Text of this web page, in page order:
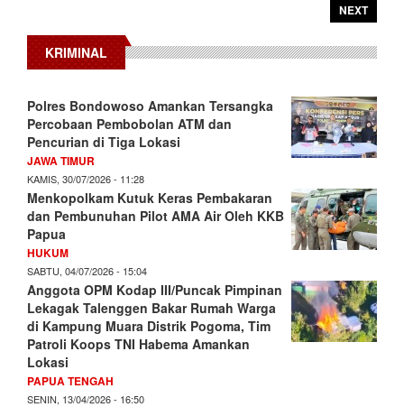
NEXT
KRIMINAL
Polres Bondowoso Amankan Tersangka
Percobaan Pembobolan ATM dan
Pencurian di Tiga Lokasi
JAWA TIMUR
KAMIS, 30/07/2026 - 11:28
Menkopolkam Kutuk Keras Pembakaran
dan Pembunuhan Pilot AMA Air Oleh KKB
Papua
HUKUM
SABTU, 04/07/2026 - 15:04
Anggota OPM Kodap III/Puncak Pimpinan
Lekagak Talenggen Bakar Rumah Warga
di Kampung Muara Distrik Pogoma, Tim
Patroli Koops TNI Habema Amankan
Lokasi
PAPUA TENGAH
SENIN, 13/04/2026 - 16:50